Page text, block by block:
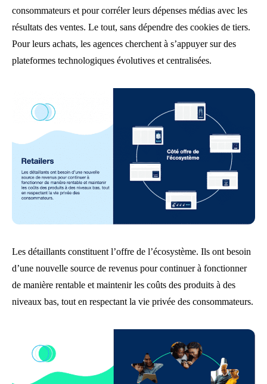
consommateurs et pour corréler leurs dépenses médias avec les
résultats des ventes. Le tout, sans dépendre des cookies de tiers.
Pour leurs achats, les agences cherchent à s’appuyer sur des
plateformes technologiques évolutives et centralisées.
Les détaillants constituent l’offre de l’écosystème. Ils ont besoin
d’une nouvelle source de revenus pour continuer à fonctionner
de manière rentable et maintenir les coûts des produits à des
niveaux bas, tout en respectant la vie privée des consommateurs.